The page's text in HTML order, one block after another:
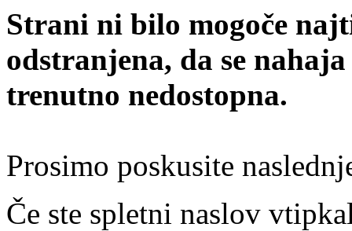
Strani ni bilo mogoče
odstranjena, da se
trenutno nedostopna.
Prosimo poskusite
Če ste spletni naslov